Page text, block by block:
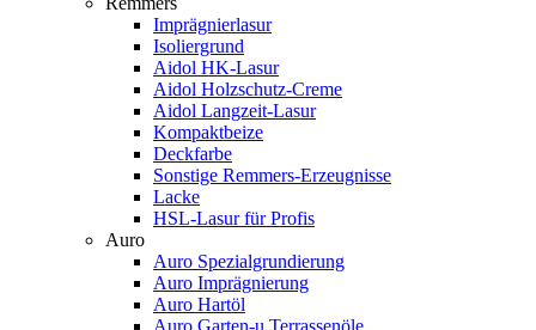
Imprägnierlasur
Isoliergrund
Aidol HK-Lasur
Aidol Holzschutz-Creme
Aidol Langzeit-Lasur
Kompaktbeize
Deckfarbe
Sonstige Remmers-Erzeugnisse
Lacke
HSL-Lasur für Profis
Auro
Auro Spezialgrundierung
Auro Imprägnierung
Auro Hartöl